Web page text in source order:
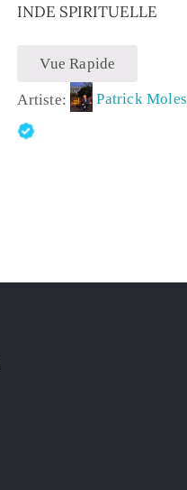
INDE SPIRITUELLE
Vue Rapide
Artiste: Patrick Moles